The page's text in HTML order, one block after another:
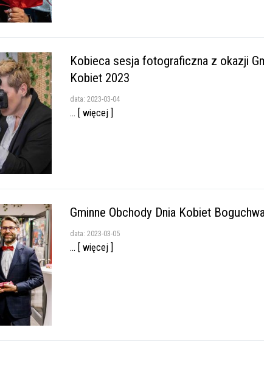
Kobieca sesja fotograficzna z okazji
Kobiet 2023
data: 2023-03-04
... [ więcej ]
Gminne Obchody Dnia Kobiet
data: 2023-03-05
... [ więcej ]